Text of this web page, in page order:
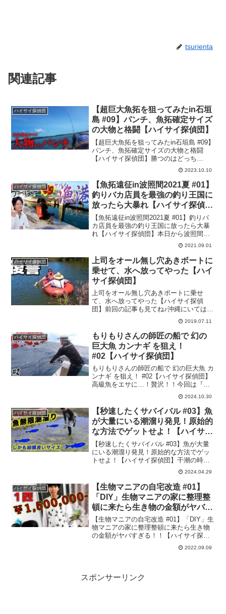
tsurienta
関連記事
ハイサイ探偵団
【超巨大魚拓を狙ってみたin石垣
島 #09】パンチ、魚拓確定サイズ
の大物と格闘【ハイサイ探偵団】
【超巨大魚拓を狙ってみたin石垣島 #09】
パンチ、魚拓確定サイズの大物と格闘
【ハイサイ探偵団】勝つのはどっち
だ…？今回は『【超巨大魚拓を狙ってみ
たin石垣島 #09】パンチ、魚拓確定サイズ
の大物と格闘』の内容となってます♪『ハ
イサイ探偵団...
2023.10.10
ハイサイ探偵団
【魚拓遠征in波照間2021夏 #01】
釣りバカ店員を最強の釣り王国に
放ったら大暴れ【ハイサイ探偵
団】
【魚拓遠征in波照間2021夏 #01】釣りバ
カ店員を最強の釣り王国に放ったら大暴
れ【ハイサイ探偵団】本日から波照間遠
征編が始まります！波照間島で魚拓にな
りそうな魚を狙います！今回は『【魚拓
遠征in波照間2021夏 #01】釣りバカ店員
を最...
2021.09.01
ハイサイ探偵団
上司をオール無し穴あきボートに
乗せて、水へ放ってやった【ハイ
サイ探偵団】
上司をオール無し穴あきボートに乗せ
て、水へ放ってやった【ハイサイ探偵
団】前回の記事も見てね♪沖縄にいてはい
けないアノ魚を釣って、食べる！今回は
『上司をオール無し穴あきボートに乗せ
て、水へ放ってやった』の内容となって
ます♪『ハイサイ探偵団』と...
2019.07.11
ハイサイ探偵団
もりもりさんの師匠の船で 幻の
巨大魚 カンナギ を狙え！
#02【ハイサイ探偵団】
もりもりさんの師匠の船で 幻の巨大魚 カ
ンナギ を狙え！ #02【ハイサイ探偵団】
高級魚をエサに…！贅沢！！今回は『も
りもりさんの師匠の船で 幻の巨大魚 カン
ナギ を狙え！ #02』の内容となってます
♪『ハイサイ探偵団』とは沖縄で釣り、料
理...
2024.10.30
ハイサイ探偵団
【秒速したくサバイバル #03】魚
が大量にいる潮溜り発見！原始的
な方法でゲットせよ！【ハイサイ
探偵団】
【秒速したくサバイバル #03】魚が大量
にいる潮溜り発見！原始的な方法でゲッ
トせよ！【ハイサイ探偵団】干潮の時に
しか現れない潮溜りの中がお魚天国！釣
り具無しでお魚ゲット！今回は『【秒速
したくサバイバル #03】魚が大量にいる
潮溜り発見！原始...
2024.04.29
ハイサイ探偵団
【生物マニアの自宅改造 #01】
「DIY」生物マニアの家に整理整
頓に来たら生き物の金額がヤバす
ぎる！！【ハイサイ探偵団】
【生物マニアの自宅改造 #01】「DIY」生
物マニアの家に整理整頓に来たら生き物
の金額がヤバすぎる！！【ハイサイ探偵
団】ヨシダさん家の棚造りと庭の池の水
全部抜く！今回は『【生物マニアの自宅
2022.09.09
スポンサーリンク